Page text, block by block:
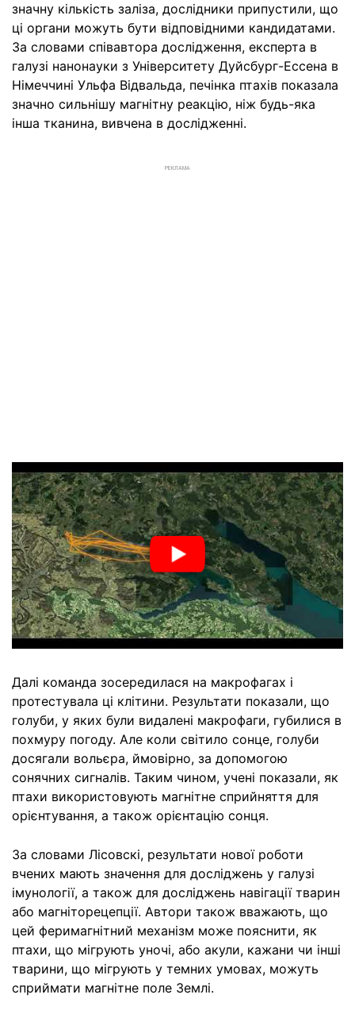
значну кількість заліза, дослідники припустили, що
ці органи можуть бути відповідними кандидатами.
За словами співавтора дослідження, експерта в
галузі нанонауки з Університету Дуйсбург-Ессена в
Німеччині Ульфа Відвальда, печінка птахів показала
значно сильнішу магнітну реакцію, ніж будь-яка
інша тканина, вивчена в дослідженні.
РЕКЛАМА
Далі команда зосередилася на макрофагах і
протестувала ці клітини. Результати показали, що
голуби, у яких були видалені макрофаги, губилися в
похмуру погоду. Але коли світило сонце, голуби
досягали вольєра, ймовірно, за допомогою
сонячних сигналів. Таким чином, учені показали, як
птахи використовують магнітне сприйняття для
орієнтування, а також орієнтацію сонця.
За словами Лісовскі, результати нової роботи
вчених мають значення для досліджень у галузі
імунології, а також для досліджень навігації тварин
або магніторецепції. Автори також вважають, що
цей феримагнітний механізм може пояснити, як
птахи, що мігрують уночі, або акули, кажани чи інші
тварини, що мігрують у темних умовах, можуть
сприймати магнітне поле Землі.